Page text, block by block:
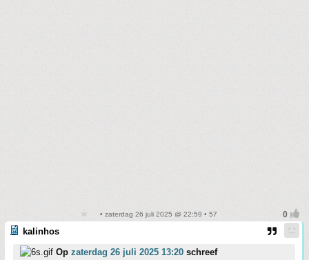
• zaterdag 26 juli 2025 @ 22:59 • 57
kalinhos
Op zaterdag 26 juli 2025 13:20 schreef